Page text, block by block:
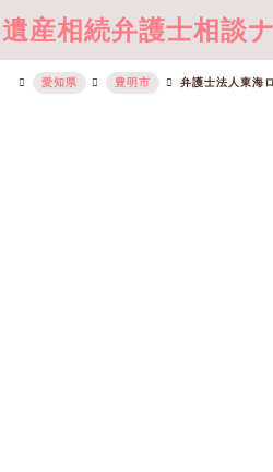
遺産相続弁護士相談
愛知県 豊明市 弁護士法人東海